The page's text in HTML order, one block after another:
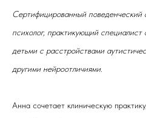
Сертифицированный поведенческий
психолог, практикующий
детьми с расстройствами
другими нейроотличиями.
Анна сочетает клиническую